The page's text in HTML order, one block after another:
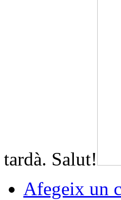
tardà. Salut!
Afegeix un